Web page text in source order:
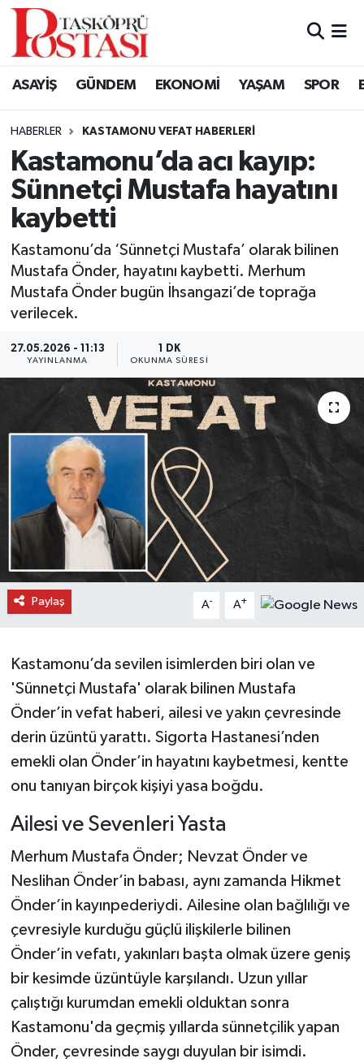
ASAYİŞ GÜNDEM EKONOMİ YAŞAM SPOR
HABERLER KASTAMONU VEFAT HABERLERI
Kastamonu’da acı kayıp:
Sünnetçi Mustafa hayatını
kaybetti
Kastamonu’da ‘Sünnetçi Mustafa’ olarak bilinen
Mustafa Önder, hayatını kaybetti. Merhum
Mustafa Önder bugün İhsangazi’de toprağa
verilecek.
27.05.2026 - 11:13
YAYINLANMA
1 DK
OKUNMA SÜRESI
Paylaş A- A+
Kastamonu’da sevilen isimlerden biri olan ve
'Sünnetçi Mustafa' olarak bilinen Mustafa
Önder’in vefat haberi, ailesi ve yakın çevresinde
derin üzüntü yarattı. Sigorta Hastanesi’nden
emekli olan Önder’in hayatını kaybetmesi, kentte
onu tanıyan birçok kişiyi yasa boğdu.
Ailesi ve Sevenleri Yasta
Merhum Mustafa Önder; Nevzat Önder ve
Neslihan Önder’in babası, aynı zamanda Hikmet
Önder’in kayınpederiydi. Ailesine olan bağlılığı ve
çevresiyle kurduğu güçlü ilişkilerle bilinen
Önder’in vefatı, yakınları başta olmak üzere geniş
bir kesimde üzüntüyle karşılandı. Uzun yıllar
çalıştığı kurumdan emekli olduktan sonra
Kastamonu'da geçmiş yıllarda sünnetçilik yapan
Önder, çevresinde saygı duyulan bir isimdi.
Kastamonu Vefat Edenler
Araç Haberleri
Azdavay Haberleri
Bozkurt Haberleri
Çatalzeytin Haberleri
Cide Haberleri
Daday Haberleri
Devrekani Haberleri
Doğanyurt Haberleri
Hanönü Haberleri
İhsangazi Haberleri
İnebolu Haberleri
Merkez Haberleri
Pınarbaşı Haberleri
Şenpazar Haberleri
Taşköprü Haberleri
Tosya Haberleri
Karadeniz Haberleri
Ulusal Haberler
Teknoloji Haberleri
Siyaset Haberleri